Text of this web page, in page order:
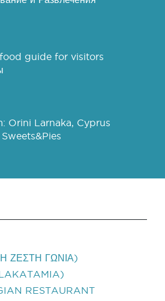
guide for visitors
Orini Larnaka, Cyprus
ΖΕΣΤΗ ΓΩΝΙΑ)
RESTAURANT